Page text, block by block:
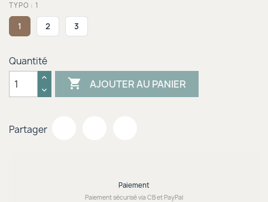
TYPO : 1
1 2 3
Quantité
 AJOUTER AU PANIER
Partager
Paiement
Paiement sécurisé via CB et PayPal